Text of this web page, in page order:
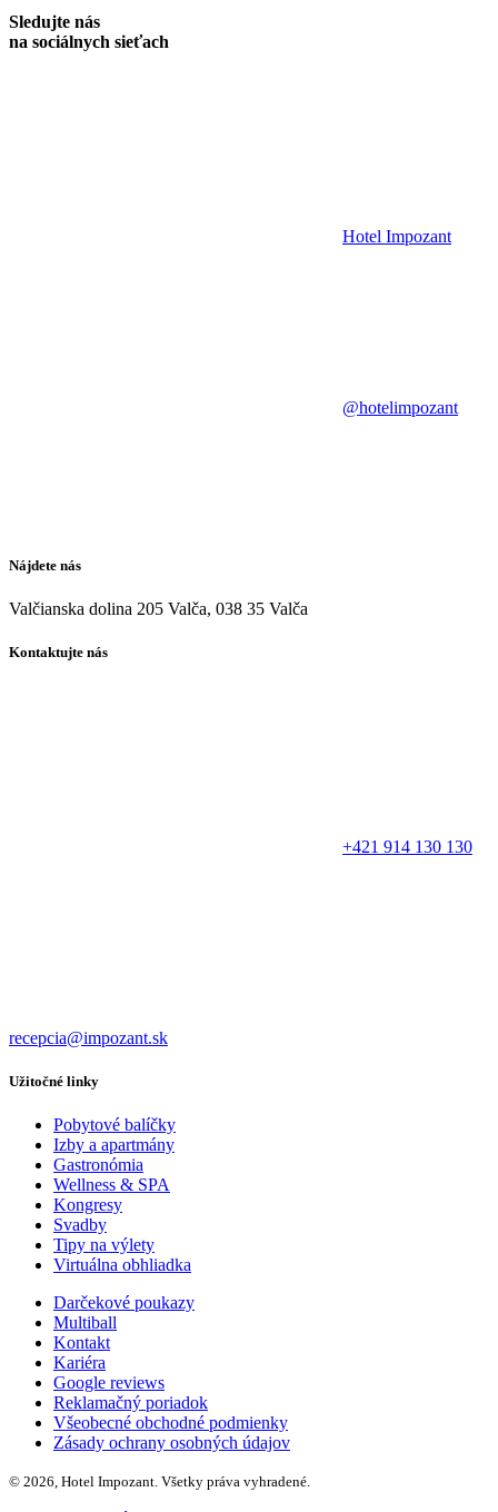
Sledujte nás
na sociálnych sieťach
Hotel Impozant
@hotelimpozant
Nájdete nás
Valčianska dolina 205 Valča, 038 35 Valča
Kontaktujte nás
+421 914 130 130
recepcia@impozant.sk
Užitočné linky
Pobytové balíčky
Izby a apartmány
Gastronómia
Wellness & SPA
Kongresy
Svadby
Tipy na výlety
Virtuálna obhliadka
Darčekové poukazy
Multiball
Kontakt
Kariéra
Google reviews
Reklamačný poriadok
Všeobecné obchodné podmienky
Zásady ochrany osobných údajov
© 2026, Hotel Impozant. Všetky práva vyhradené.